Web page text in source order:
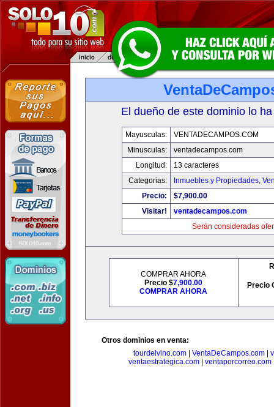
El dueño de este dominio lo
Mayusculas:
VENTADECAMPOS.COM
Minusculas:
ventadecampos.com
Longitud:
13 caracteres
Categorias:
Inmuebles y Propiedades,
Precio:
$7,900.00
Visitar!
ventadecampos.com
Serán consideradas
COMPRAR AHORA
Precio $7,900.00
COMPRAR AHORA
Precio
Otros dominios en venta:
tourdelvino.com| VentaDeCampos.com|
ventaestrategica.com| ventaporcorreo.com